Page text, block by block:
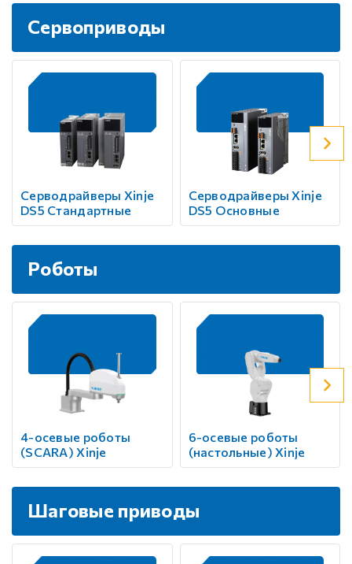
Сервоприводы
Серводрайверы Xinje
DS5 Стандартные
Серводрайверы Xinje
DS5 Основные
Роботы
4-осевые роботы
(SCARA) Xinje
6-осевые роботы
(настольные) Xinje
Шаговые приводы